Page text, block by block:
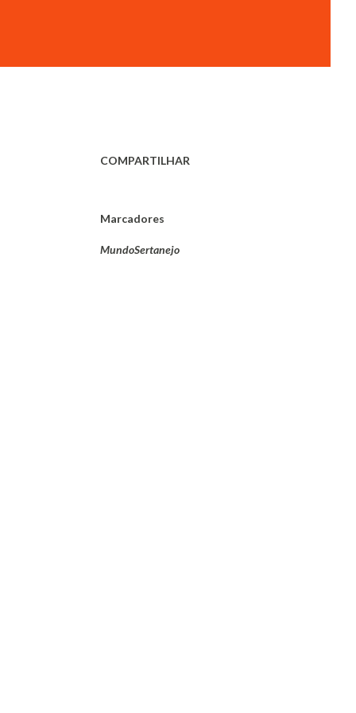
COMPARTILHAR
Marcadores
MundoSertanejo